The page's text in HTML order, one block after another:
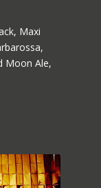
Maxi
Moon Ale,